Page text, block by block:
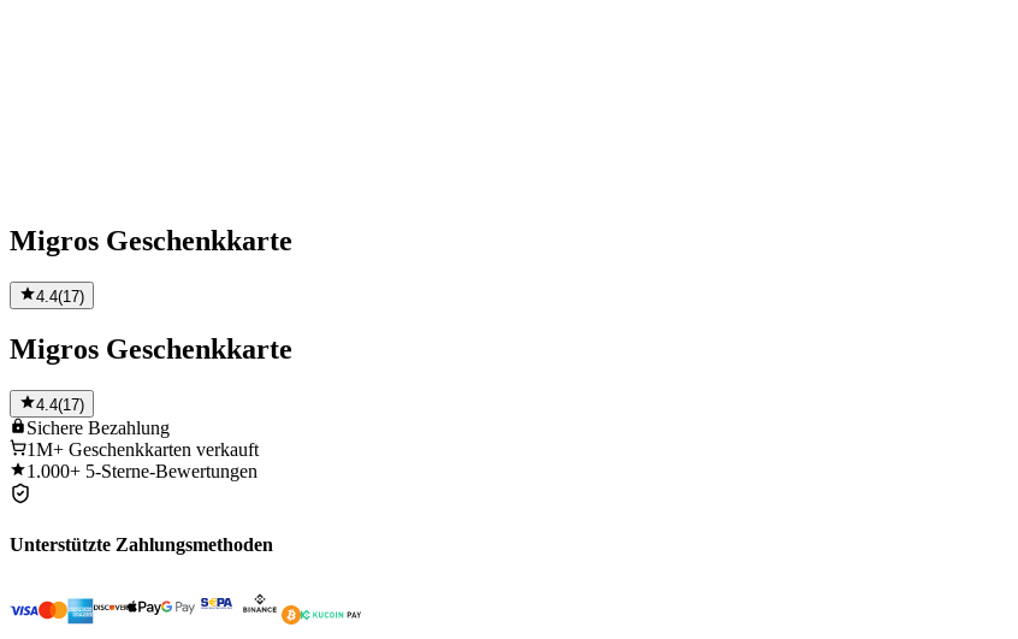
Migros Geschenkkarte
4.4(17)
Migros Geschenkkarte
4.4(17)
Sichere Bezahlung
1M+ Geschenkkarten verkauft
1.000+ 5-Sterne-Bewertungen
Unterstützte Zahlungsmethoden